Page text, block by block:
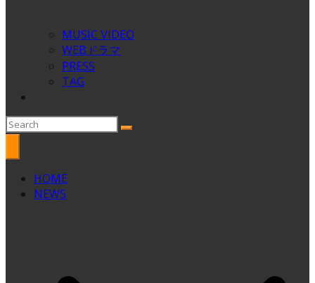
MUSIC VIDEO
WEBドラマ
PRESS
TAG
HOME
NEWS